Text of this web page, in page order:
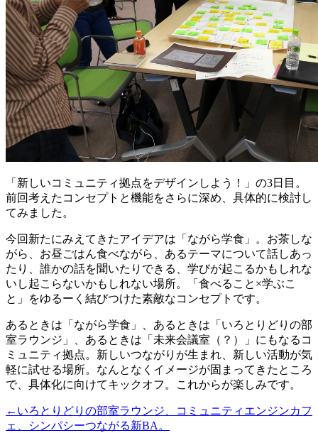
「新しいコミュニティ拠点をデザインしよう！」の3日目。
前回考えたコンセプトと機能をさらに深め、具体的に検討し
てみました。
今回新たにみえてきたアイデアは「ながら学食」。お茶しな
がら、お昼ごはん食べながら、あるテーマについて話しあっ
たり、誰かの話を聞いたりできる、学びが起こるかもしれな
いし起こらないかもしれない場所。「食べること×学ぶこ
と」をゆるーく結びつけた素敵なコンセプトです。
あるときは「ながら学食」、あるときは「いろとりどりの部
室ラウンジ」、あるときは「未来会議室（？）」にもなるコ
ミュニティ拠点。新しいつながりが生まれ、新しい活動が気
軽に試せる場所。なんとなくイメージが固まってきたところ
で、具体化に向けてキックオフ。これからが楽しみです。
←いろとりどりの部室ラウンジ、コミュニティエンジンカフ
ェ、シンパシーつながる新BA。